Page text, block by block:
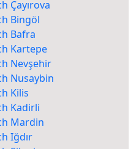
Çayırova
Bingöl
Bafra
Kartepe
Nevşehir
Nusaybin
Kilis
Kadirli
Mardin
Iğdır